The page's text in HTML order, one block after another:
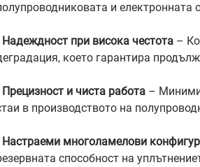
и електронната
Надеждност при висока честота –
което гарантира
Прецизност и чиста работа –
в производството на
Настраеми многоламелови
способност на